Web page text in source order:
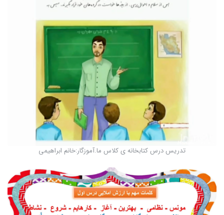
تدریس درس کتابخانه ی کلاس ما.آموزگار:خانم ابراهیمی